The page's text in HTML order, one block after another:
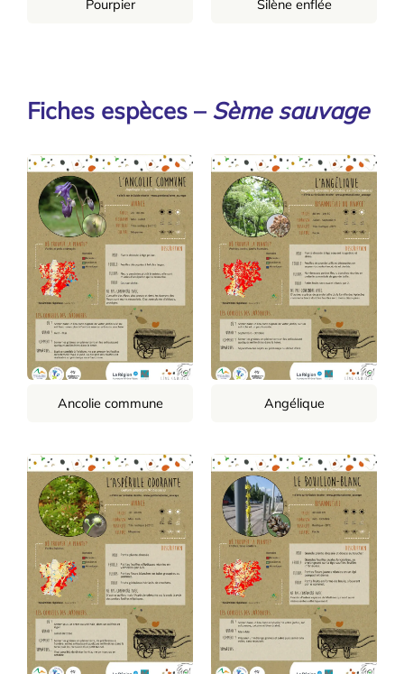
Pourpier Silène enflée
Fiches espèces – Sème sauvage
Ancolie commune Angélique